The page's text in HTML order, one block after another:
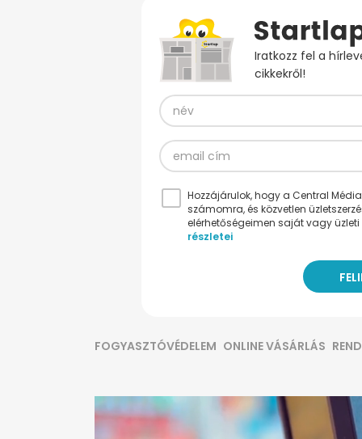
Iratkozz fel a
cikkekről!
Hozzájárulok, hogy a Central
számomra, és közvetlen
elérhetőségeimen saját vagy
részletei
FOGYASZTÓVÉDELEM ONLINE VÁSÁRLÁS